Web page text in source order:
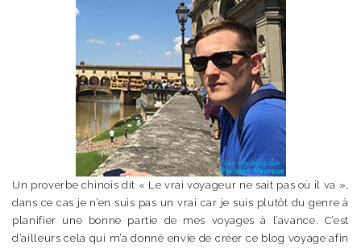
Un proverbe chinois dit « Le vrai voyageur ne sait pas où il va »,
dans ce cas je n’en suis pas un vrai car je suis plutôt du genre à
planifier une bonne partie de mes voyages à l’avance. C’est
d’ailleurs cela qui m’a donné envie de créer ce blog voyage afin